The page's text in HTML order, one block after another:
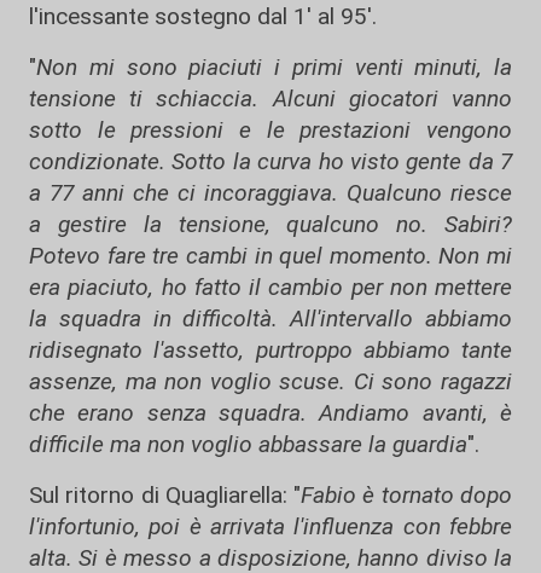
l'incessante sostegno dal 1' al 95'.
"Non mi sono piaciuti i primi venti minuti, la
tensione ti schiaccia. Alcuni giocatori vanno
sotto le pressioni e le prestazioni vengono
condizionate. Sotto la curva ho visto gente da 7
a 77 anni che ci incoraggiava. Qualcuno riesce
a gestire la tensione, qualcuno no. Sabiri?
Potevo fare tre cambi in quel momento. Non mi
era piaciuto, ho fatto il cambio per non mettere
la squadra in difficoltà. All'intervallo abbiamo
ridisegnato l'assetto, purtroppo abbiamo tante
assenze, ma non voglio scuse. Ci sono ragazzi
che erano senza squadra. Andiamo avanti, è
difficile ma non voglio abbassare la guardia".
Sul ritorno di Quagliarella: "Fabio è tornato dopo
l'infortunio, poi è arrivata l'influenza con febbre
alta. Si è messo a disposizione, hanno diviso la